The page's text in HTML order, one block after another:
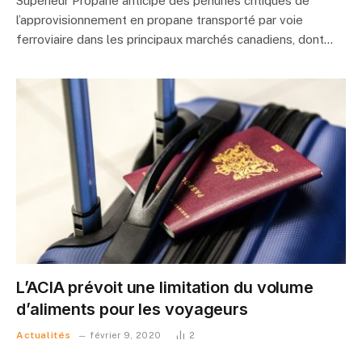
l’approvisionnement en propane transporté par voie
ferroviaire dans les principaux marchés canadiens, dont…
L’ACIA prévoit une limitation du volume
d’aliments pour les voyageurs
Actualités février 9, 2020 2